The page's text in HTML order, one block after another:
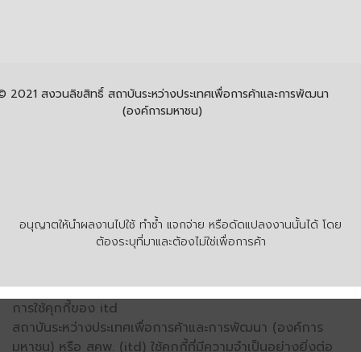
อนุญาตให้นำผลงานไปใช้ ทำซ้ำ แจกจ่าย หรือดัดแปลงงานนั้นได้ โดย
ต้องระบุที่มาและต้องไม่ใช่เพื่อการค้า
2021 สงวนลิขสิทธิ์ สถาบันระหว่างประเทศเพื่อการค้าและการพัฒนา
(องค์การมหาชน)
การใช้คุกกี้ของ itd
สถาบันระหว่างประเทศเพื่อการค้าและการพัฒนา (องค์การ
มหาชน) หรือ สคพ. (itd) ใช้คุกกี้ที่มีความจำเป็นอย่างยิ่งต่อ